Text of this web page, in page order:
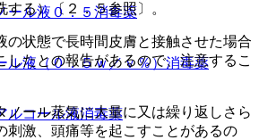
ール液０．５ 消毒薬
ル液（０．５ｗ／ｖ％）消毒薬
ルコール液消毒薬
る）〔２．５参照〕。
状態で長時間皮膚と接触させた場合
したとの報告があるので、注意するこ
ール蒸気に大量に又は繰り返しさら
刺激、頭痛等を起こすことがあるの